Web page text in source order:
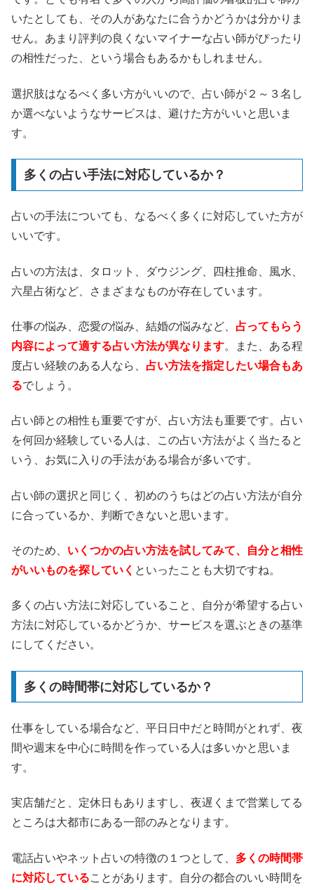
いたとしても、その人があなたに合うかどうかは分かりま
せん。あまり評判の良くないマイナーな占い師がぴったり
の相性だった、という場合もあるかもしれません。
選択肢はなるべく多い方がいいので、占い師が２～３名し
か選べないようなサービスは、避けた方がいいと思いま
す。
多くの占い手法に対応しているか？
占いの手法についても、なるべく多くに対応していた方が
いいです。
占いの方法は、タロット、ダウジング、四柱推命、風水、
六星占術など、さまざまなものが存在しています。
仕事の悩み、恋愛の悩み、結婚の悩みなど、 占ってもらう
内容によって適する占い方法が異なります。また、ある程
度占い経験のある人なら、 占い方法を指定したい場合もあ
るでしょう。
占い師との相性も重要ですが、占い方法も重要です。占い
を何回か経験している人は、この占い方法がよく当たると
いう、お気に入りの手法がある場合が多いです。
占い師の選択と同じく、初めのうちはどの占い方法が自分
に合っているか、判断できないと思います。
そのため、 いくつかの占い方法を試してみて、自分と相性
がいいものを探していく といったことも大切ですね。
多くの占い方法に対応していること、自分が希望する占い
方法に対応しているかどうか、サービスを選ぶときの基準
にしてください。
多くの時間帯に対応しているか？
仕事をしている場合など、平日日中だと時間がとれず、夜
間や週末を中心に時間を作っている人は多いかと思いま
す。
実店舗だと、定休日もありますし、夜遅くまで営業してる
ところは大都市にある一部のみとなります。
電話占いやネット占いの特徴の１つとして、 多くの時間帯
に対応していることがあります。自分の都合のいい時間を